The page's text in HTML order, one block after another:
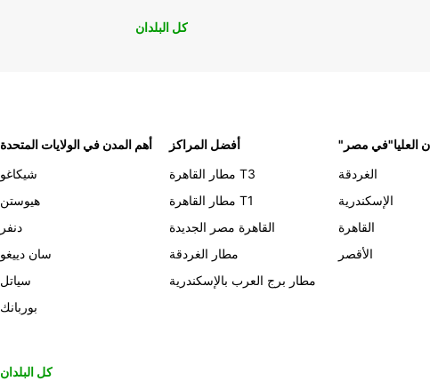
كل البلدان
أهم المدن في الولايات المتحدة
شيكاغو
هيوستن
دنفر
سان دييغو
سياتل
بوربانك
أفضل المراكز
مطار القاهرة T3
مطار القاهرة T1
القاهرة مصر الجديدة
مطار الغردقة
مطار برج العرب بالإسكندرية
العليا"في مصر
الغردقة
الإسكندرية
القاهرة
الأقصر
كل البلدان